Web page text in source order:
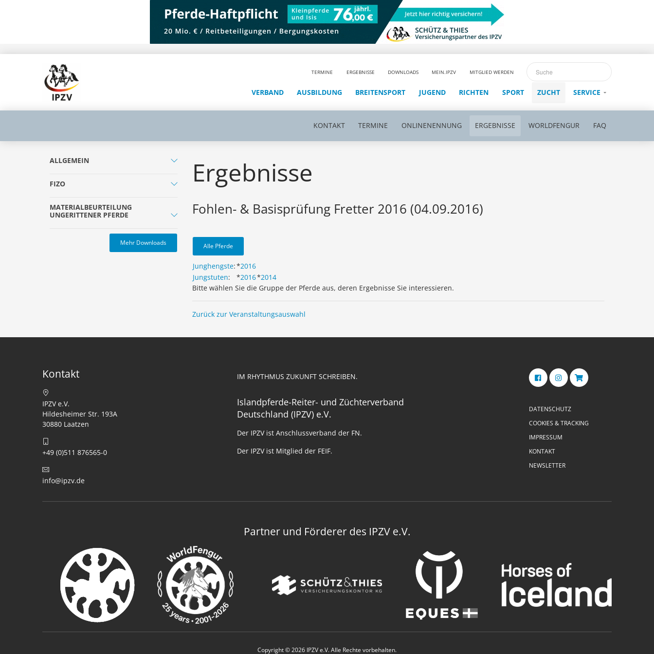
TERMINE ERGEBNISSE DOWNLOADS MEIN.IPZV MITGLIED WERDEN
VERBAND AUSBILDUNG BREITENSPORT JUGEND RICHTEN SPORT ZUCHT SERVICE
KONTAKT TERMINE ONLINENENNUNG ERGEBNISSE WORLDFENGUR FAQ
ALLGEMEIN
FIZO
MATERIALBEURTEILUNG
UNGERITTENER PFERDE
Mehr Downloads
Ergebnisse
Fohlen- & Basisprüfung Fretter 2016 (04.09.2016)
Alle Pferde
Junghengste:*2016
Jungstuten: *2016*2014
Bitte wählen Sie die Gruppe der Pferde aus, deren Ergebnisse Sie interessieren.
Zurück zur Veranstaltungsauswahl
Kontakt
IPZV e.V.
Hildesheimer Str. 193A
30880 Laatzen
+49 (0)511 876565-0
info@ipzv.de
IM RHYTHMUS ZUKUNFT SCHREIBEN.
Islandpferde-Reiter- und Züchterverband
Deutschland (IPZV) e.V.
Der IPZV ist Anschlussverband der FN.
Der IPZV ist Mitglied der FEIF.
DATENSCHUTZ
COOKIES & TRACKING
IMPRESSUM
KONTAKT
NEWSLETTER
Partner und Förderer des IPZV e.V.
Copyright © 2026 IPZV e.V. Alle Rechte vorbehalten.